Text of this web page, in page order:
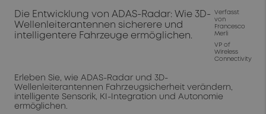
Die Entwicklung von ADAS-Radar: Wie 3D-
Wellenleiterantennen sicherere und
intelligentere Fahrzeuge ermöglichen.
Verfasst
von
Francesco
Merli
VP of
Wireless
Connectivity
Erleben Sie, wie ADAS-Radar und 3D-
Wellenleiterantennen Fahrzeugsicherheit verändern,
intelligente Sensorik, KI-Integration und Autonomie
ermöglichen.